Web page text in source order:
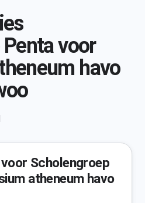
voor
havo
Scholengroep
atheneum havo